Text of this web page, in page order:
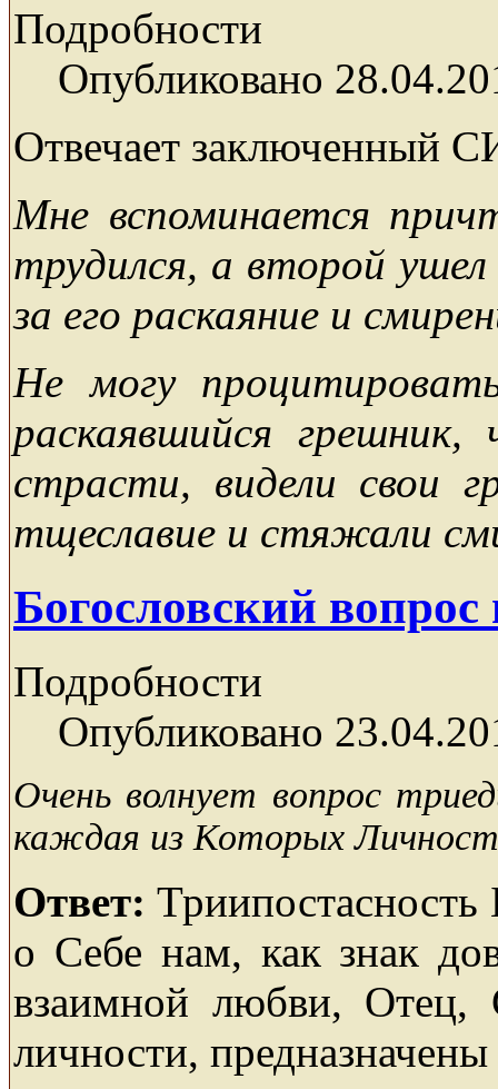
Подробности
Опубликовано
Отвечает заключенный
Мне вспоминается
трудился, а второй
за его раскаяние и
Не могу
раскаявшийся
страсти, видели свои
тщеславие и стяжали
Богословский вопрос
Подробности
Опубликовано
Очень волнует вопрос
каждая из Которых
Ответ: Триипостасность
о Себе нам, как знак
взаимной любви,
личности,